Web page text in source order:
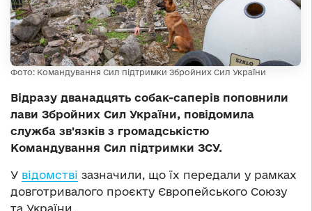
Фото: Командування Сил підтримки Збройних Сил України
Відразу дванадцять собак-саперів поповнили
лави Збройних Сил України, повідомила
служба зв'язків з громадськістю
Командування Сил підтримки ЗСУ.
У відомстві зазначили, що їх передали у рамках
довготривалого проєкту Європейського Союзу
та України.